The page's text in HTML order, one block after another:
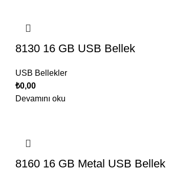
8130 16 GB USB Bellek
USB Bellekler
₺0,00
Devamını oku
8160 16 GB Metal USB Bellek